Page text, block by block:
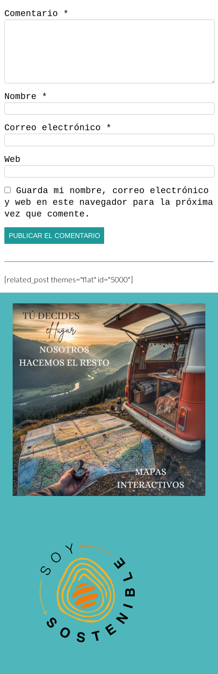
Comentario
*
Nombre *
Correo electrónico *
Web
Guarda mi nombre, correo electrónico
y web en este navegador para la próxima
vez que comente.
[related_post themes="flat" id="5000"]